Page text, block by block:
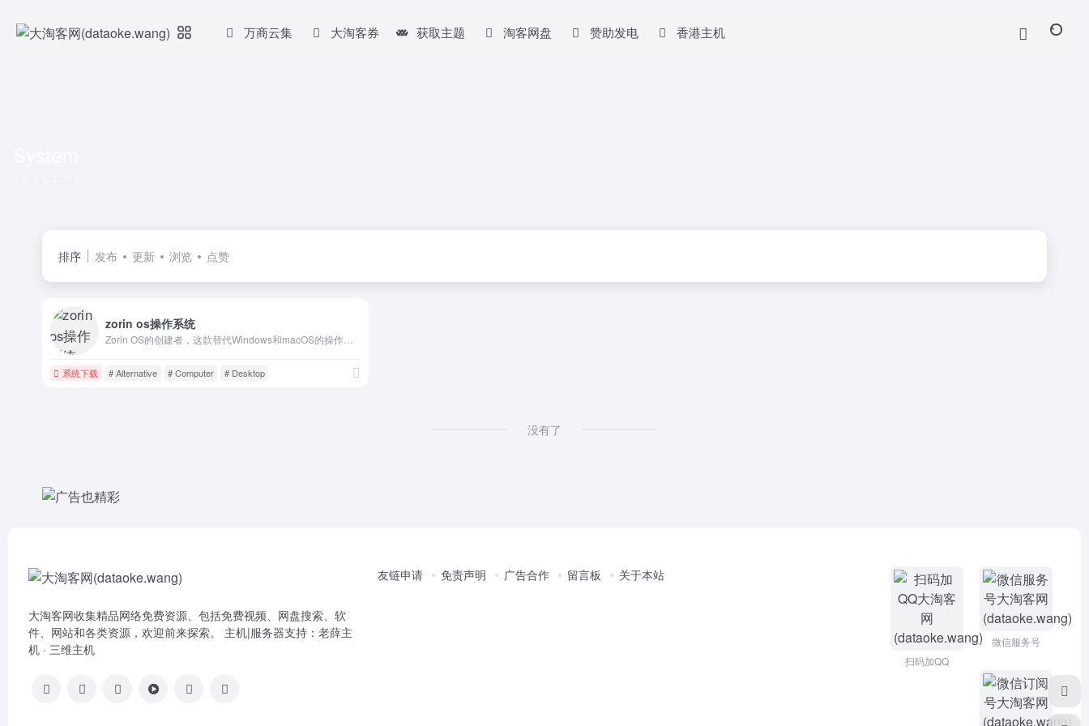
万商云集 大淘客券 获取主题 淘客网盘 赞助发电 香港主机
排序 发布 更新 浏览 点赞
zorin os操作系统
系统下载 # Alternative # Computer # Desktop
没有了
大淘客网收集精品网络免费资源、包括免费视频、网盘搜索、软
件、网站和各类资源，欢迎前来探索。 主机|服务器支持： 老薛主
机 · 三维主机
友链申请 免责声明 广告合作 留言板 关于本站
扫码加QQ
微信服务号